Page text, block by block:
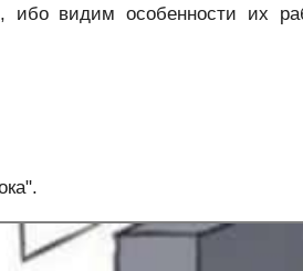
ибо видим особенности их